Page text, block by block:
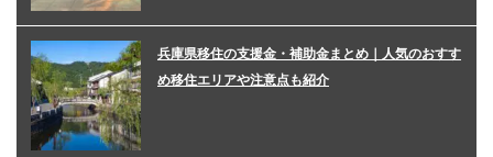
兵庫県移住の支援金・補助金まとめ｜人気のおすす
め移住エリアや注意点も紹介